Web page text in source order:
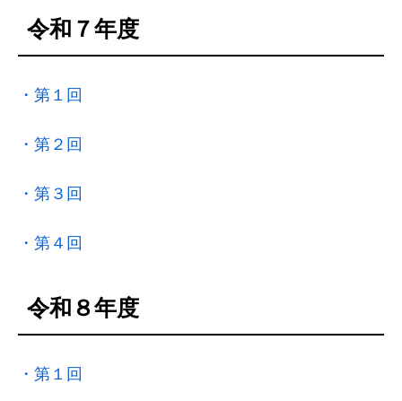
令和７年度
・第１回
・第２回
・第３回
・第４回
令和８年度
・第１回